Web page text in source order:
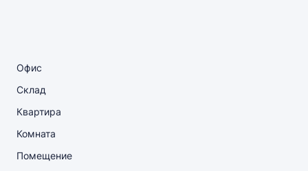
Офис
Склад
Квартира
Комната
Помещение